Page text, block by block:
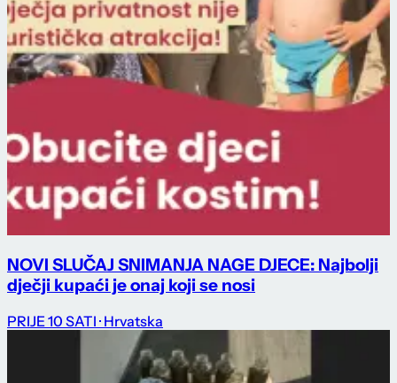
NOVI SLUČAJ SNIMANJA NAGE DJECE: Najbolji
dječji kupaći je onaj koji se nosi
PRIJE 10 SATI · Hrvatska